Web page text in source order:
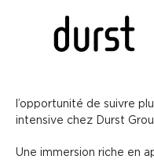
Fraisage
Jet d’eau
Logiciel de CAO Impact
Logiciel Optiscout
Développement
Virtual Rubber
SAV
Consommables
Occasions
Actualités
l’opportunité de suivre
intensive chez Durst
Une immersion riche en